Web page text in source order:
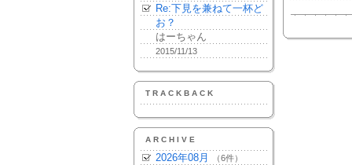
Re:下見を兼ねて一杯ど
お？
はーちゃん
2015/11/13
TRACKBACK
ARCHIVE
2026年08月 （6件）